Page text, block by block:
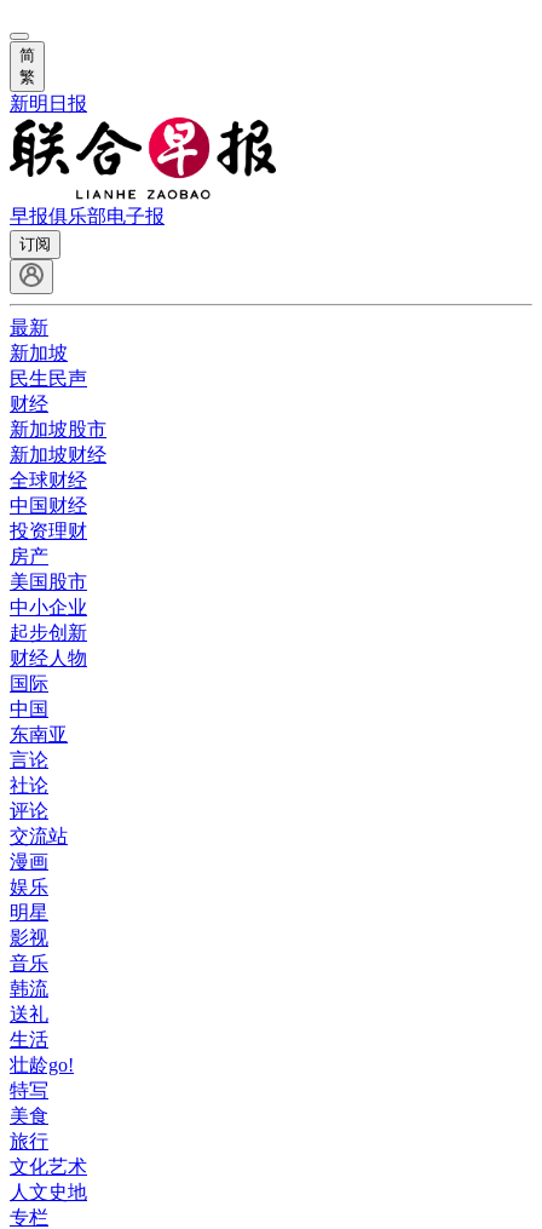
简
繁
新明日报
早报俱乐部电子报
订阅
最新
新加坡
民生民声
财经
新加坡股市
新加坡财经
全球财经
中国财经
投资理财
房产
美国股市
中小企业
起步创新
财经人物
国际
中国
东南亚
言论
社论
评论
交流站
漫画
娱乐
明星
影视
音乐
韩流
送礼
生活
壮龄go!
特写
美食
旅行
文化艺术
人文史地
专栏